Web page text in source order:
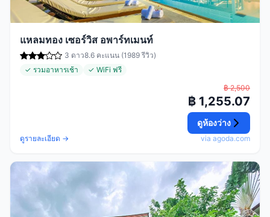
แหลมทอง เซอร์วิส อพาร์ทเมนท์
3 ดาว8.6 คะแนน (1989 รีวิว)
✓ รวมอาหารเช้า
✓ WiFi ฟรี
ดูรายละเอียด →
฿ 2,500
฿ 1,255.07
ดูห้องว่าง
via agoda.com